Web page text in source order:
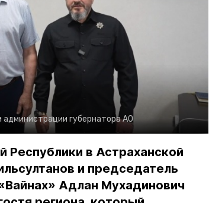
губернатора АО
Республики в Астраханской
и председатель
Адлан Мухадинович